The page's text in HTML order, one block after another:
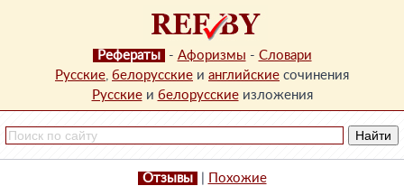
Рефераты - Афоризмы - Словари
Русские, белорусские и английские сочинения
Русскиеи белорусскиеизложения
Отзывы Похожие